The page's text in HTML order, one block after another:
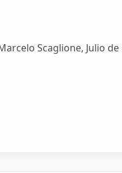
Scaglione, Julio